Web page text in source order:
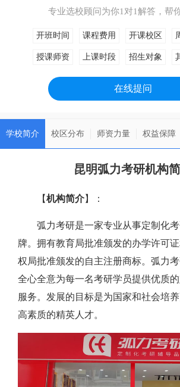
专业选校顾问为你1对1解答，帮
开班时间 课程费用 开课校区
授课师资 上课时段 招生对象
在线提问
学校简介 校区分布 师资力量 权益保障
昆明弧力考研机构
【机构简介】：
弧力考研是一家专业从事定制化
牌。拥有教育局批准颁发的办学许可
权局批准颁发的自主注册商标。弧力
全心全意为每一名考研学员提供优质
服务。发展的目标是为国家和社会培
高素质的精英人才。